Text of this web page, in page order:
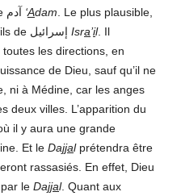
‘Adam . Le plus plausible,
c’est qu’il est descendant des fils de إسرائيل Isra’il. Il
les directions, en
de Dieu, sauf qu’il ne
ni à Médine, car les anges
deux villes. L’apparition du
il y aura une grande
Et le Dajjal prétendra être
rassasiés. En effet, Dieu
le Dajjal. Quant aux